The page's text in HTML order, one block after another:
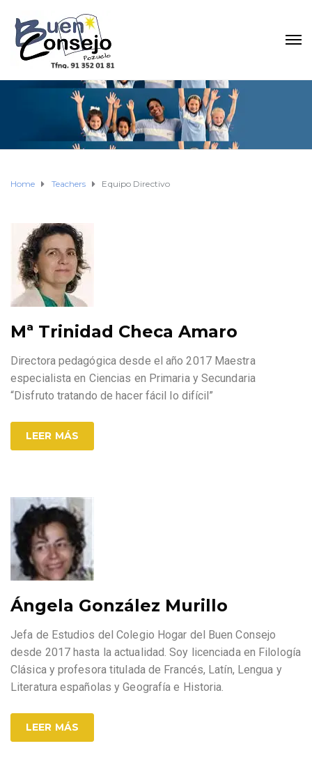
Home Teachers Equipo Directivo
Mª Trinidad Checa Amaro
Directora pedagógica desde el año 2017 Maestra
especialista en Ciencias en Primaria y Secundaria
“Disfruto tratando de hacer fácil lo difícil”
LEER MÁS
Ángela González Murillo
Jefa de Estudios del Colegio Hogar del Buen Consejo
desde 2017 hasta la actualidad. Soy licenciada en Filología
Clásica y profesora titulada de Francés, Latín, Lengua y
Literatura españolas y Geografía e Historia.
LEER MÁS